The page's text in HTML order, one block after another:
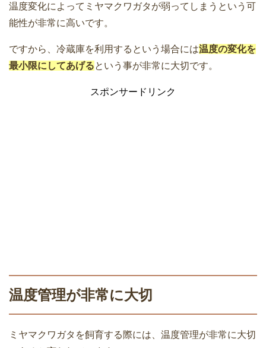
温度変化によってミヤマクワガタが弱ってしまうという可
能性が非常に高いです。
ですから、冷蔵庫を利用するという場合には温度の変化を
最小限にしてあげるという事が非常に大切です。
スポンサードリンク
温度管理が非常に大切
ミヤマクワガタを飼育する際には、温度管理が非常に大切